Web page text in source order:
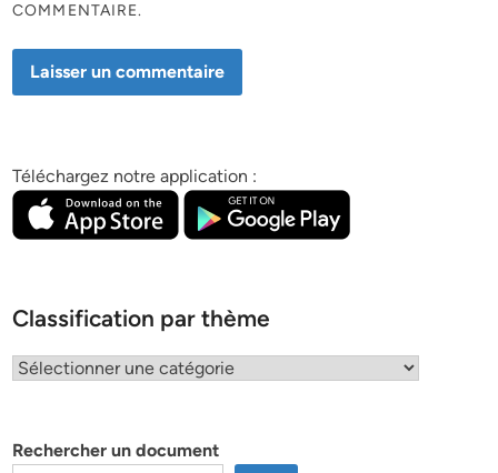
COMMENTAIRE.
Téléchargez notre application :
Classification par thème
Classification
Rechercher un document